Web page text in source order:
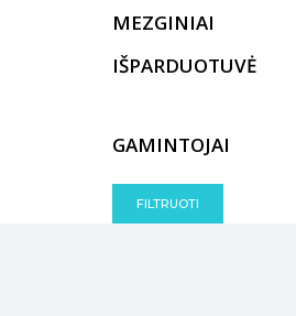
MEZGINIAI
IŠPARDUOTUVĖ
GAMINTOJAI
FILTRUOTI